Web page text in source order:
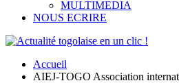
MULTIMEDIA
NOUS ECRIRE
Accueil
AIEJ-TOGO Association